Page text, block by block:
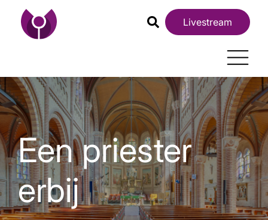
Livestream
Een priester
erbij